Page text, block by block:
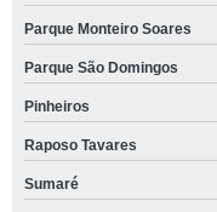
Parque Monteiro Soares
Parque São Domingos
Pinheiros
Raposo Tavares
Sumaré